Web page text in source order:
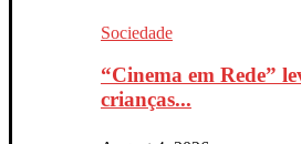
Sociedade
“Cinema em Rede”
crianças...